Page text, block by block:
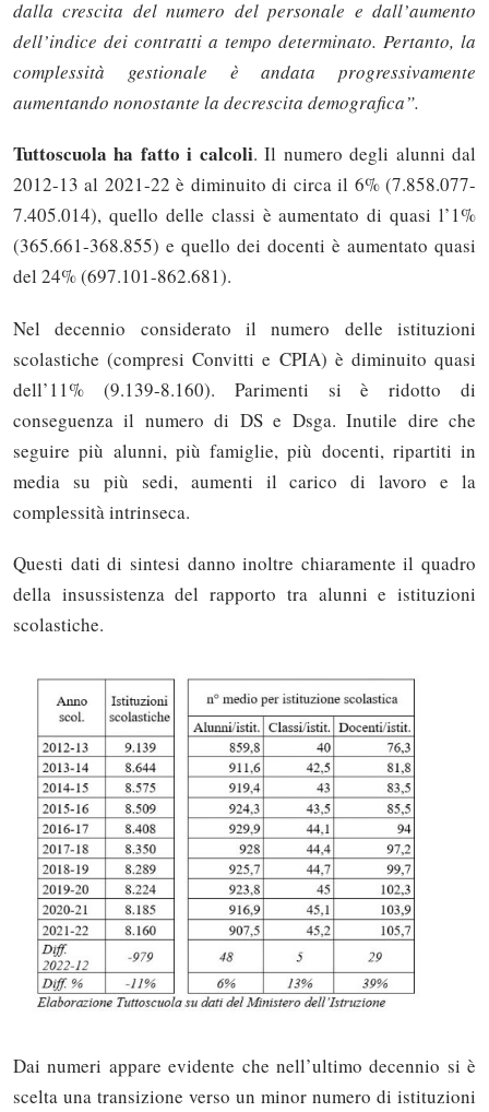
dalla crescita del numero del personale e dall’aumento
dell’indice dei contratti a tempo determinato. Pertanto, la
complessità gestionale è andata progressivamente
aumentando nonostante la decrescita demografica”.
Tuttoscuola ha fatto i calcoli. Il numero degli alunni dal
2012-13 al 2021-22 è diminuito di circa il 6% (7.858.077-
7.405.014), quello delle classi è aumentato di quasi l’1%
(365.661-368.855) e quello dei docenti è aumentato quasi
del 24% (697.101-862.681).
Nel decennio considerato il numero delle istituzioni
scolastiche (compresi Convitti e CPIA) è diminuito quasi
dell’11% (9.139-8.160). Parimenti si è ridotto di
conseguenza il numero di DS e Dsga. Inutile dire che
seguire più alunni, più famiglie, più docenti, ripartiti in
media su più sedi, aumenti il carico di lavoro e la
complessità intrinseca.
Questi dati di sintesi danno inoltre chiaramente il quadro
della insussistenza del rapporto tra alunni e istituzioni
scolastiche.
Dai numeri appare evidente che nell’ultimo decennio si è
scelta una transizione verso un minor numero di istituzioni